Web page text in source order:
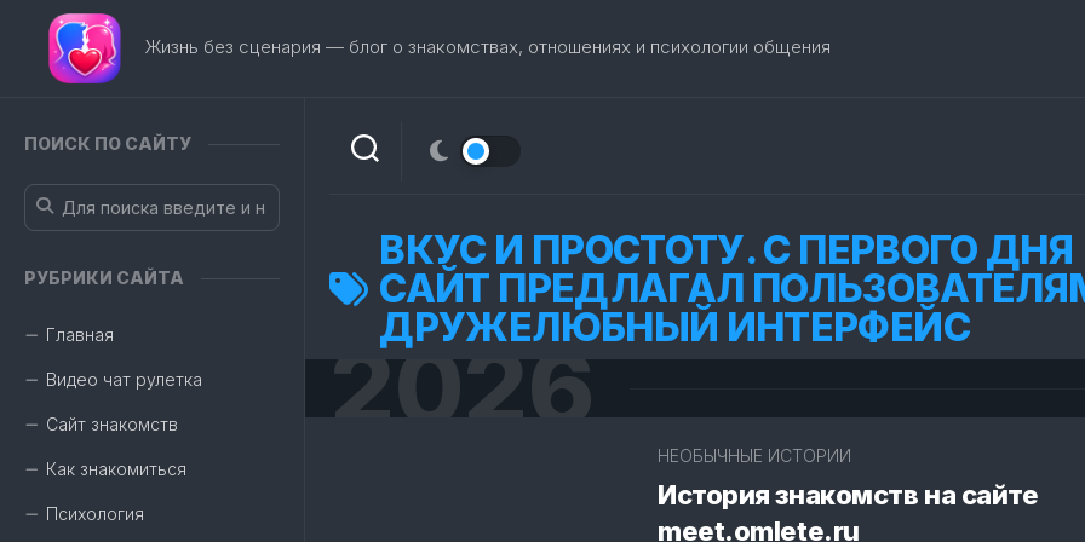
Перейти
содержанию
Жизнь без сценария — блог о знакомствах, отношениях и психологии общения
ПОИСК ПО САЙТУ
РУБРИКИ САЙТА
Главная
Видео чат рулетка
Сайт знакомств
Как знакомиться
Психология
ВКУС И ПРОСТОТУ. С ПЕРВОГО ДНЯ
САЙТ ПРЕДЛАГАЛ
ДРУЖЕЛЮБНЫЙ ИНТЕРФЕЙС
2026
НЕОБЫЧНЫЕ ИСТОРИИ
История знакомств на сайте
meet.omlete.ru